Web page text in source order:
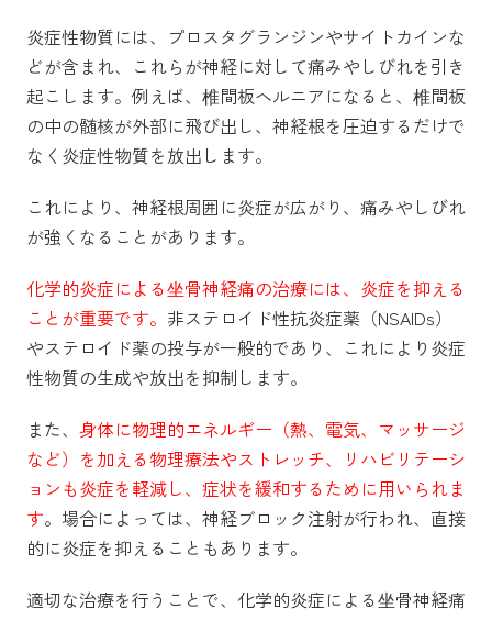
炎症性物質には、プロスタグランジンやサイトカインな
どが含まれ、これらが神経に対して痛みやしびれを引き
起こします。例えば、椎間板ヘルニアになると、椎間板
の中の髄核が外部に飛び出し、神経根を圧迫するだけで
なく炎症性物質を放出します。
これにより、神経根周囲に炎症が広がり、痛みやしびれ
が強くなることがあります。
化学的炎症による坐骨神経痛の治療には、炎症を抑える
ことが重要です。 非ステロイド性抗炎症薬（NSAIDs）
やステロイド薬の投与が一般的であり、これにより炎症
性物質の生成や放出を抑制します。
また、 身体に物理的エネルギー（熱、電気、マッサージ
など）を加える物理療法やストレッチ、リハビリテーシ
ョンも炎症を軽減し、症状を緩和するために用いられま
す。場合によっては、神経ブロック注射が行われ、直接
的に炎症を抑えることもあります。
適切な治療を行うことで、化学的炎症による坐骨神経痛